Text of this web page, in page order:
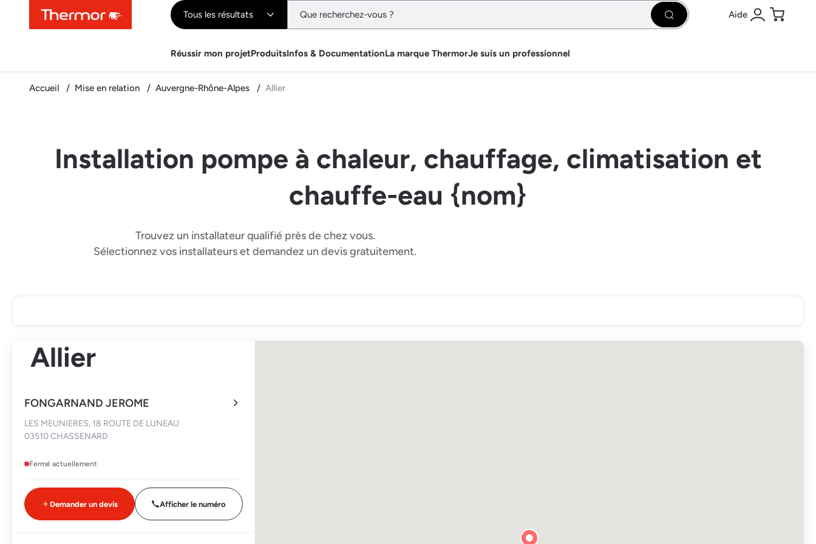
ContenuMenuRecherche Tous les résultats Rechercher Aide
Se connecter
Panier
Réussir mon projetProduitsInfos & DocumentationLa marque ThermorJe suis un professionnel
Accueil Mise en relation Auvergne-Rhône-Alpes Allier
Installation pompe à chaleur, chauffage, climatisation et
chauffe-eau {nom}
Trouvez un installateur qualifié près de chez vous.
Sélectionnez vos installateurs et demandez un devis gratuitement.
Allier
FONGARNAND JEROME
LES MEUNIERES, 18 ROUTE DE LUNEAU
03510 CHASSENARD
Fermé actuellement
Demander un devis Afficher le numéro